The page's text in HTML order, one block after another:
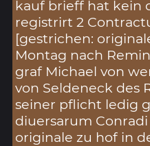
kauf brieff hat kein
registrirt 2
[gestrichen:
Montag nach
graf Michael von
von Seldeneck des
seiner pflicht ledig
diuersarum Conradi
originale zu hof in